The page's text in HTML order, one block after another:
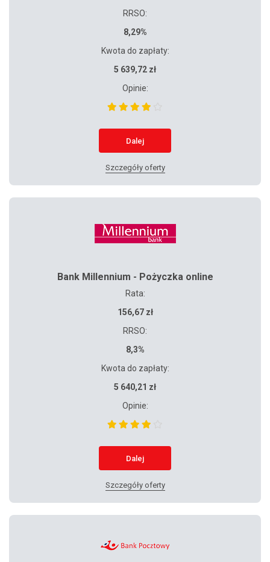
RRSO:
8,29%
Kwota do zapłaty:
5 639,72 zł
Opinie:
Dalej
Szczegóły oferty
Bank Millennium - Pożyczka online
Rata:
156,67 zł
RRSO:
8,3%
Kwota do zapłaty:
5 640,21 zł
Opinie:
Dalej
Szczegóły oferty